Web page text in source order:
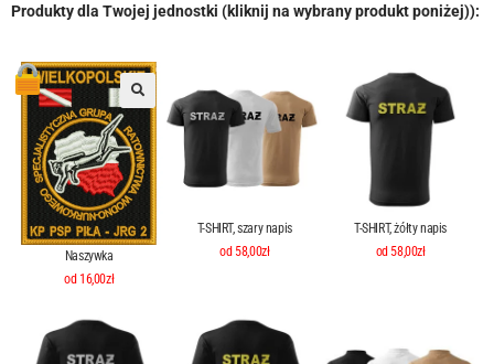
Produkty dla Twojej jednostki (kliknij na wybrany produkt poniżej)):
Naszywka
od 16,00zł
T-SHIRT, szary napis
od 58,00zł
T-SHIRT, żółty napis
od 58,00zł